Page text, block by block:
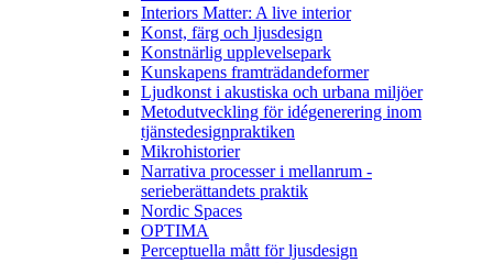
Interiors Matter: A live interior
Konst, färg och ljusdesign
Konstnärlig upplevelsepark
Kunskapens framträdandeformer
Ljudkonst i akustiska och urbana miljöer
Metodutveckling för idégenerering inom
tjänstedesignpraktiken
Mikrohistorier
Narrativa processer i mellanrum -
serieberättandets praktik
Nordic Spaces
OPTIMA
Perceptuella mått för ljusdesign